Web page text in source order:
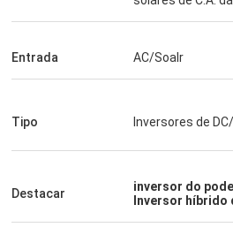
da G-tecnologia, a qualidade é muito boa e
estável, e com bom serviço, eu aprecio!
Entrada AC/Soalr
Tipo Inversores de
Destacar inversor do
Inversor híbrido